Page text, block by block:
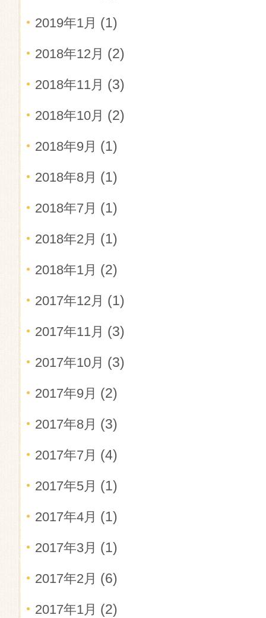
2019年1月 (1)
2018年12月 (2)
2018年11月 (3)
2018年10月 (2)
2018年9月 (1)
2018年8月 (1)
2018年7月 (1)
2018年2月 (1)
2018年1月 (2)
2017年12月 (1)
2017年11月 (3)
2017年10月 (3)
2017年9月 (2)
2017年8月 (3)
2017年7月 (4)
2017年5月 (1)
2017年4月 (1)
2017年3月 (1)
2017年2月 (6)
2017年1月 (2)